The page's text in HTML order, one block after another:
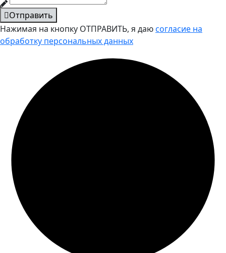
Отправить
Нажимая на кнопку ОТПРАВИТЬ, я даюсогласие на
обработку персональных данных